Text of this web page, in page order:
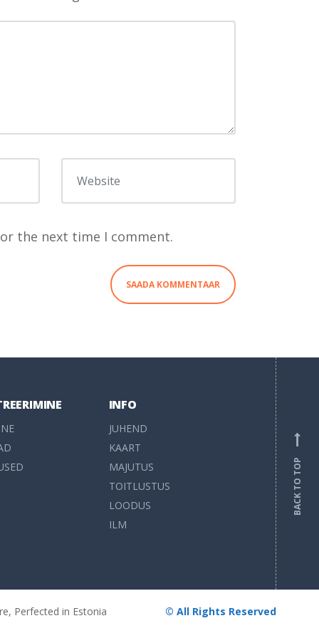
the next time I comment.
INFO
JUHEND
KAART
MAJUTUS
TOITLUSTUS
LOODUS
ILM
BACK TO TOP
Perfected in Estonia
© All Rights Reserved